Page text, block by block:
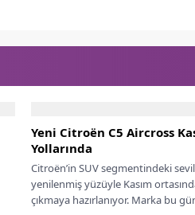
Yeni Citroën C5 Aircross
Yollarında
Citroën’in SUV segmentindeki
yenilenmiş yüzüyle Kasım
çıkmaya hazırlanıyor. Marka bu